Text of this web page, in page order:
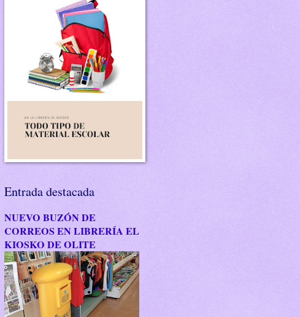
Entrada destacada
NUEVO BUZÓN DE
CORREOS EN LIBRERÍA EL
KIOSKO DE OLITE